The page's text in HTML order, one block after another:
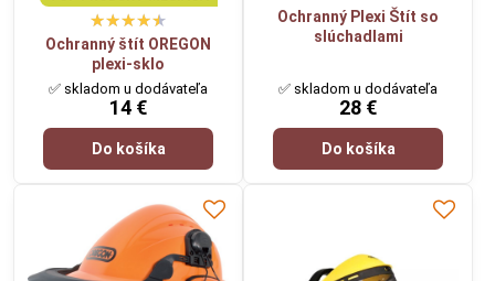
Ochranný štít OREGON
plexi-sklo
✅ skladom u dodávateľa
14 €
Do košíka
Ochranný Plexi Štít so
slúchadlami
✅ skladom u dodávateľa
28 €
Do košíka